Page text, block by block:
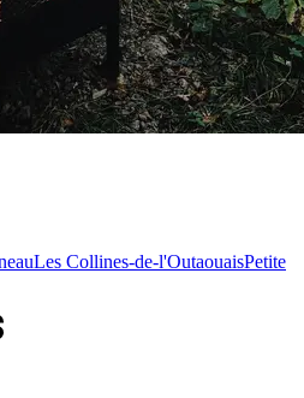
Les Collines-de-l'OutaouaisPetite